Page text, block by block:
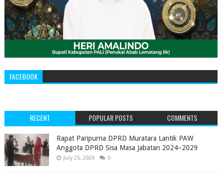
FACEBOOK
RECENT POPULAR POSTS COMMENTS
‎Rapat Paripurna DPRD Muratara Lantik PAW
Anggota DPRD Sisa Masa Jabatan 2024–2029 ‎
July 25, 2026 0